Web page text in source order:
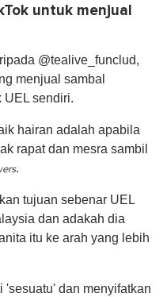
untuk menjual
@tealive_funclud,
menjual sambal
sendiri.
hairan adalah apabila
rapat dan mesra sambil
.
tujuan sebenar UEL
dan adakah dia
itu ke arah yang lebih
'sesuatu' dan menyifatkan